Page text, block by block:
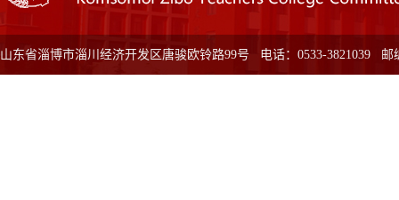
山东省淄博市淄川经济开发区唐骏欧铃路99号 电话：0533-3821039 邮